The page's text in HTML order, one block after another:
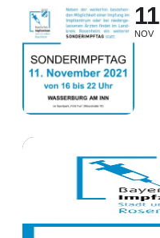
11
NOV